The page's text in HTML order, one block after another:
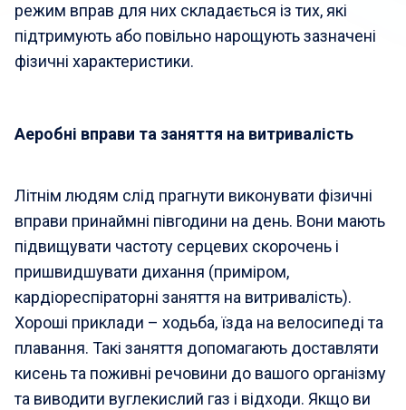
режим вправ для них складається із тих, які
підтримують або повільно нарощують зазначені
фізичні характеристики.
Аеробні вправи та заняття на витривалість
Літнім людям слід прагнути виконувати фізичні
вправи принаймні півгодини на день. Вони мають
підвищувати частоту серцевих скорочень і
пришвидшувати дихання (приміром,
кардіореспіраторні заняття на витривалість).
Хороші приклади – ходьба, їзда на велосипеді та
плавання. Такі заняття допомагають доставляти
кисень та поживні речовини до вашого організму
та виводити вуглекислий газ і відходи. Якщо ви